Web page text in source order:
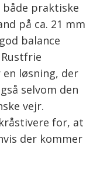
praktiske
på ca. 21 mm
balance
løsning, der
selvom den
vejr.
for, at
der kommer